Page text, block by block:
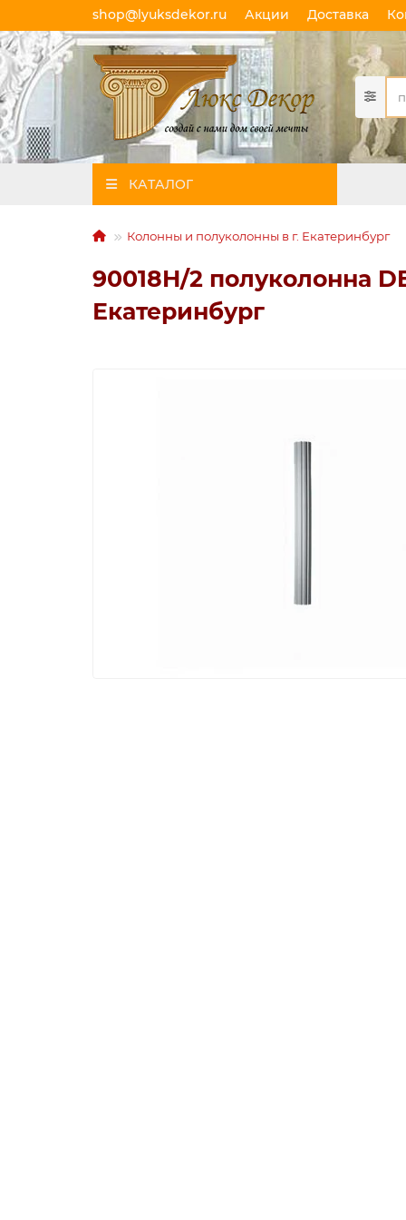
shop@lyuksdekor.ru Акции Доставка
КАТАЛОГ
Колонны и полуколонны в г. Екатеринбург
90018H/2 полуколонна
Екатеринбург